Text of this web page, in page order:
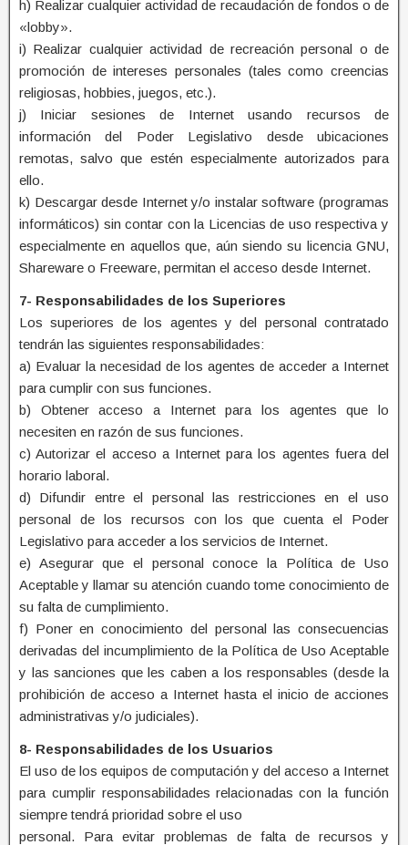
h) Realizar cualquier actividad de recaudación de fondos o de
«lobby».
i) Realizar cualquier actividad de recreación personal o de
promoción de intereses personales (tales como creencias
religiosas, hobbies, juegos, etc.).
j) Iniciar sesiones de Internet usando recursos de
información del Poder Legislativo desde ubicaciones
remotas, salvo que estén especialmente autorizados para
ello.
k) Descargar desde Internet y/o instalar software (programas
informáticos) sin contar con la Licencias de uso respectiva y
especialmente en aquellos que, aún siendo su licencia GNU,
Shareware o Freeware, permitan el acceso desde Internet.
7- Responsabilidades de los Superiores
Los superiores de los agentes y del personal contratado
tendrán las siguientes responsabilidades:
a) Evaluar la necesidad de los agentes de acceder a Internet
para cumplir con sus funciones.
b) Obtener acceso a Internet para los agentes que lo
necesiten en razón de sus funciones.
c) Autorizar el acceso a Internet para los agentes fuera del
horario laboral.
d) Difundir entre el personal las restricciones en el uso
personal de los recursos con los que cuenta el Poder
Legislativo para acceder a los servicios de Internet.
e) Asegurar que el personal conoce la Política de Uso
Aceptable y llamar su atención cuando tome conocimiento de
su falta de cumplimiento.
f) Poner en conocimiento del personal las consecuencias
derivadas del incumplimiento de la Política de Uso Aceptable
y las sanciones que les caben a los responsables (desde la
prohibición de acceso a Internet hasta el inicio de acciones
administrativas y/o judiciales).
8- Responsabilidades de los Usuarios
El uso de los equipos de computación y del acceso a Internet
para cumplir responsabilidades relacionadas con la función
siempre tendrá prioridad sobre el uso
personal. Para evitar problemas de falta de recursos y